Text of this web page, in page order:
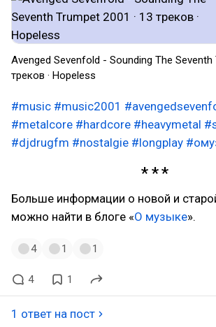
Avenged Sevenfold - Sounding The Seventh
треков · Hopeless
#music #music2001
#metalcore #hardcore #heavymetal
#djdrugfm #nostalgie #longplay
Больше информации о новой и
можно найти в блоге «О музыке».
4 1 1
4 1
1 ответ на пост